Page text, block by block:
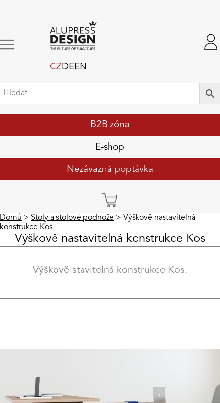
B2B zóna
E-shop
Nezávazná poptávka
CZDEEN
Domů > Stoly a stolové podnože > Výškově nastavitelná
konstrukce Kos
Výškově nastavitelná konstrukce Kos
Výškově stavitelná konstrukce Kos.